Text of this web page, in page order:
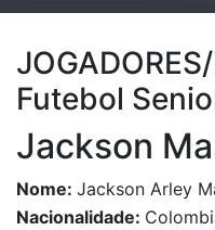
Futebol
Jackson
Nome: Jackson Arley
Nacionalidade: